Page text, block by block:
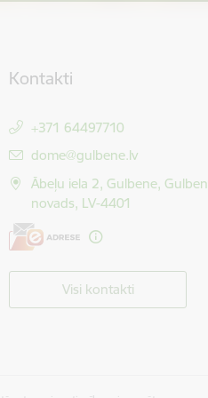
Kontakti
+371 64497710
E-pasts:
dome@gulbene.lv
Ābeļu iela 2, Gulbene,
novads, LV-4401
Visi kontakti